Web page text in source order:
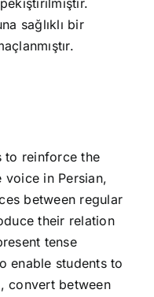
sağlıklı bir
to reinforce the
voice in Persian,
between regular
their relation
tense
enable students to
convert between